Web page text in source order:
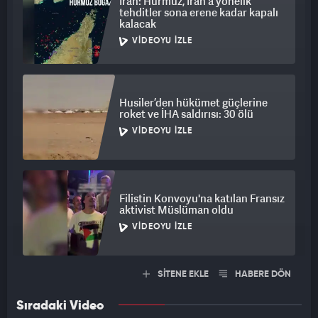
tehditler sona erene kadar kapalı
kalacak
VIDEOYU İZLE
Husiler’den hükümet güçlerine
roket ve İHA saldırısı: 30 ölü
VIDEOYU İZLE
Filistin Konvoyu'na katılan Fransız
aktivist Müslüman oldu
VIDEOYU İZLE
SİTENE EKLE HABERE DÖN
Sıradaki Video